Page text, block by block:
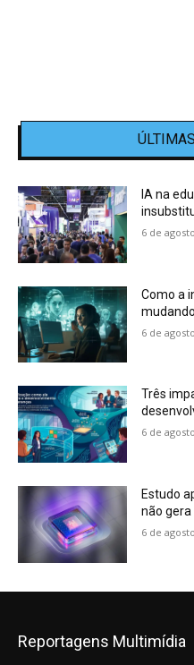
IA na
6 de
Como a
6 de
Três
6 de
Estudo
não
6 de
Reportagens Multimídia